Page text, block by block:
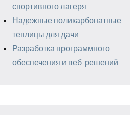
спортивного лагеря
Надежные поликарбонатные
теплицы для дачи
Разработка программного
обеспечения и веб-решений